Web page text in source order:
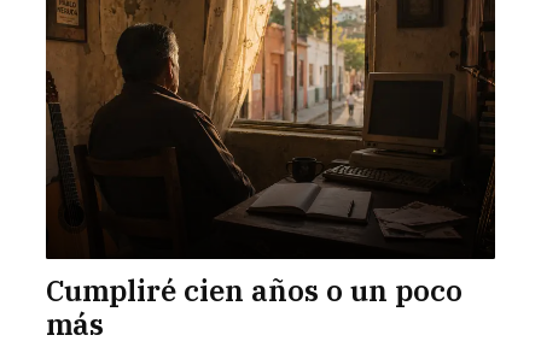
Cumpliré cien años o un poco
más